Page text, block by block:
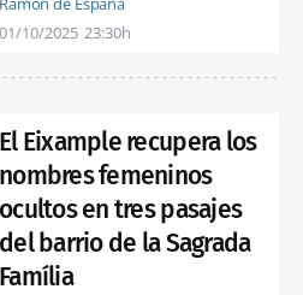
01/10/2025 23:30h
El Eixample recupera los
nombres femeninos
ocultos en tres pasajes
del barrio de la Sagrada
Família